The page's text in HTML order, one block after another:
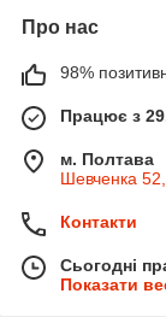
Про нас
98%
Працює з
м. Полтава
Шевченка
Контакти
Сьогодні
Показати